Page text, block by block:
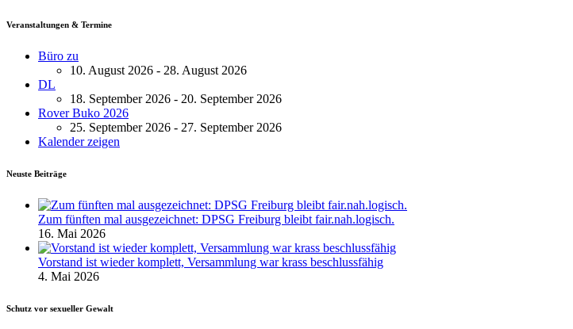
Veranstaltungen & Termine
Büro zu
10. August 2026 - 28. August 2026
DL
18. September 2026 - 20. September 2026
Rover Buko 2026
25. September 2026 - 27. September 2026
Kalender zeigen
Neuste Beiträge
Zum fünften mal ausgezeichnet: DPSG Freiburg bleibt fair.nah.logisch.
16. Mai 2026
Vorstand ist wieder komplett, Versammlung war krass beschlussfähig
4. Mai 2026
Schutz vor sexueller Gewalt